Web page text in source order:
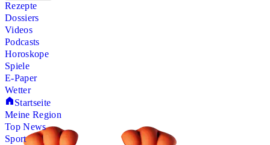
Rezepte
Dossiers
Videos
Podcasts
Horoskope
Spiele
E-Paper
Wetter
Startseite
Meine Region
Top News
Sport